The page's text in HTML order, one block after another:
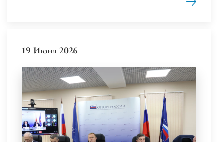
19 Июня 2026